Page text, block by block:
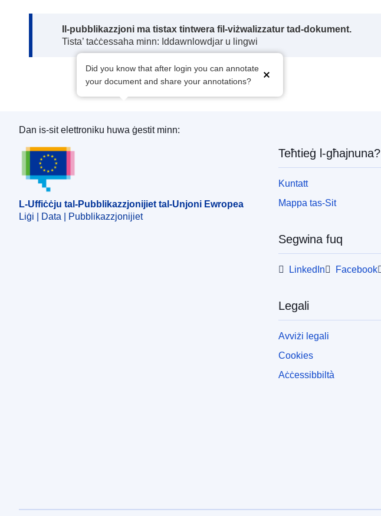
Note:
Il-pubblikazzjoni ma tistax tintwera fil-viżwalizzatur tad-dokument.
Tista’ taċċessaha minn: Iddawnlowdjar u lingwi
Did you know that after login you can annotate
your document and share your annotations?
L-Uffiċċju tal-Pubblikazzjonijiet tal-Unjoni Ewropea
Dan is-sit elettroniku huwa ġestit minn:
L-Uffiċċju tal-Pubblikazzjonijiet tal-Unjoni Ewropea
Liġi | Data | Pubblikazzjonijiet
Teħtieġ l-għajnuna?
Kuntatt
Mappa tas-Sit
Segwina fuq
LinkedIn Facebook
Legali
Avviżi legali
Cookies
Aċċessibbiltà